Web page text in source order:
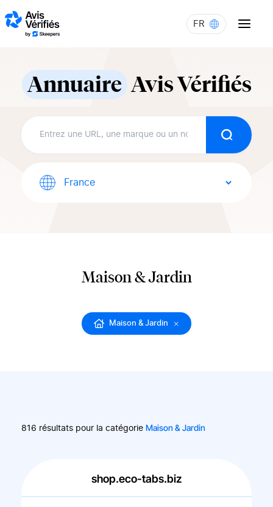
FR
Annuaire Avis Vérifiés
Maison & Jardin
Maison & Jardin
816 résultats pour la catégorie Maison & Jardin
shop.eco-tabs.biz